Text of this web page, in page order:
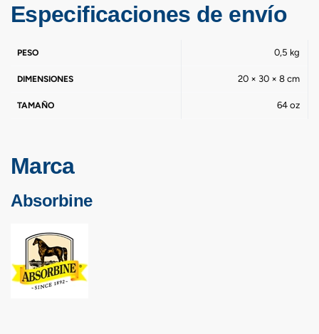
Especificaciones de envío
PESO 0,5 kg
DIMENSIONES 20 × 30 × 8 cm
TAMAÑO 64 oz
Marca
Absorbine